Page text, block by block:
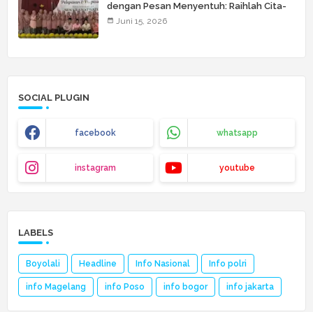
dengan Pesan Menyentuh: Raihlah Cita-
Cita Setinggi Langit
Juni 15, 2026
SOCIAL PLUGIN
facebook whatsapp
instagram youtube
LABELS
Boyolali Headline Info Nasional Info polri
info Magelang info Poso info bogor info jakarta